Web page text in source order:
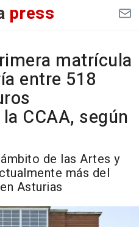
press
matrícula
entre 518
CCAA, según
de las Artes y
más del
Asturias